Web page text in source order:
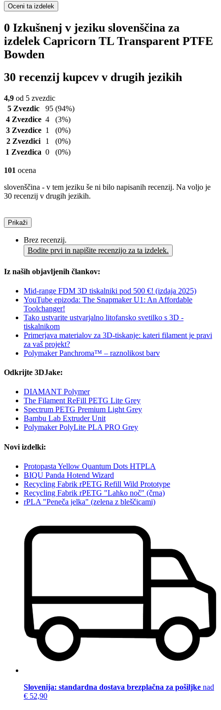
Oceni ta izdelek
0 Izkušnenj v jeziku slovenščina za
izdelek Capricorn TL Transparent PTFE
Bowden
30 recenzij kupcev v drugih jezikih
4,9 od 5 zvezdic
5 Zvezdic
95 (94%)
4 Zvezdice 4
(3%)
3 Zvezdice 1
(0%)
2 Zvezdici
1
(0%)
1 Zvezdica 0 (0%)
101 ocena
slovenščina - v tem jeziku še ni bilo napisanih recenzij. Na voljo je
30 recenzij v drugih jezikih.
Prikaži
Brez recenzij.
Bodite prvi in napišite recenzijo za ta izdelek.
Iz naših objavljenih člankov:
Mid-range FDM 3D tiskalniki pod 500 €! (izdaja 2025)
YouTube epizoda: The Snapmaker U1: An Affordable
Toolchanger!
Tako ustvarite ustvarjalno litofansko svetilko s 3D -
tiskalnikom
Primerjava materialov za 3D-tiskanje: kateri filament je pravi
za vaš projekt?
Polymaker Panchroma™ – raznolikost barv
Odkrijte 3DJake:
DIAMANT Polymer
The Filament ReFill PETG Lite Grey
Spectrum PETG Premium Light Grey
Bambu Lab Extruder Unit
Polymaker PolyLite PLA PRO Grey
Novi izdelki:
Protopasta Yellow Quantum Dots HTPLA
BIQU Panda Hotend Wizard
Recycling Fabrik rPETG Refill Wild Prototype
Recycling Fabrik rPETG "Lahko noč" (črna)
rPLA "Peneča jelka" (zelena z bleščicami)
Slovenija: standardna dostava brezplačna za pošiljke nad
€ 52,90